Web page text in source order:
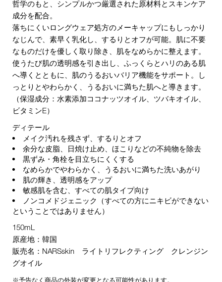
哲学のもと、シンプルかつ厳選された原材料とスキンケア
成分を配合。
落ちにくいロングウェア処方のメーキャップにもしっかり
なじんで、素早く乳化し、するりとオフが可能。肌に不要
なものだけを優しく取り除き、肌をなめらかに整えます。
使うたび肌の透明感を引き出し、ふっくらとハリのある肌
へ導くとともに、肌のうるおいバリア機能をサポート。し
っとりとやわらかく、うるおいに満ちた肌へと導きます。
（保湿成分：水素添加ココナッツオイル、ツバキオイル、
ビタミンE）
ディテール
メイク汚れを残さず、するりとオフ
余分な皮脂、日焼け止め、ほこりなどの不純物を除去
黒ずみ・角栓を目立ちにくくする
なめらかでやわらかく、うるおいに満ちた洗いあがり
肌の輝き、透明感をアップ
敏感肌を含む、すべての肌タイプ向け
ノンコメドジェニック（すべての方にニキビができない
ということではありません）
150mL
原産地：韓国
販売名：NARSskin ライトリフレクティング クレンジン
グオイル
※予告なく商品の外装が変更となる可能性があります。